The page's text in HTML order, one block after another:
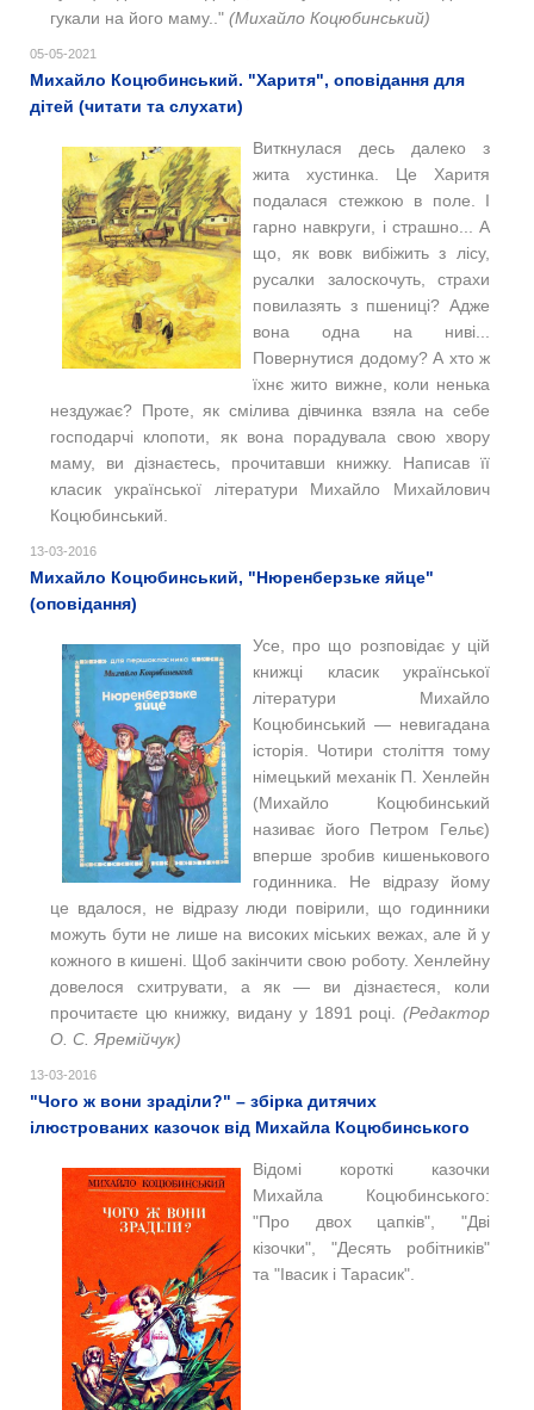
гукали на його маму.." (Михайло Коцюбинський)
05-05-2021
Михайло Коцюбинський. "Харитя", оповідання для
дітей (читати та слухати)
Виткнулася десь далеко з
жита хустинка. Це Харитя
подалася стежкою в поле. І
гарно навкруги, і страшно... А
що, як вовк вибіжить з лісу,
русалки залоскочуть, страхи
повилазять з пшениці? Адже
вона одна на ниві...
Повернутися додому? А хто ж
їхнє жито вижне, коли ненька
нездужає? Проте, як смілива дівчинка взяла на себе
господарчі клопоти, як вона порадувала свою хвору
маму, ви дізнаєтесь, прочитавши книжку. Написав її
класик української літератури Михайло Михайлович
Коцюбинський.
13-03-2016
Михайло Коцюбинський, "Нюренберзьке яйце"
(оповідання)
Усе, про що розповідає у цій
книжці класик української
літератури Михайло
Коцюбинський — невигадана
історія. Чотири століття тому
німецький механік П. Хенлейн
(Михайло Коцюбинський
називає його Петром Гельє)
вперше зробив кишенькового
годинника. Не відразу йому
це вдалося, не відразу люди повірили, що годинники
можуть бути не лише на високих міських вежах, але й у
кожного в кишені. Щоб закінчити свою роботу. Хенлейну
довелося схитрувати, а як — ви дізнаєтеся, коли
прочитаєте цю книжку, видану у 1891 році. (Редактор
О. С. Яремійчук)
13-03-2016
"Чого ж вони зраділи?" – збірка дитячих
ілюстрованих казочок від Михайла Коцюбинського
Відомі короткі казочки
Михайла Коцюбинського:
"Про двох цапків", "Дві
кізочки", "Десять робітників"
та "Івасик і Тарасик".